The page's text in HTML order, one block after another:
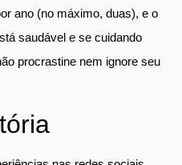
ano (no máximo, duas), e o
saudável e se cuidando
procrastine nem ignore seu